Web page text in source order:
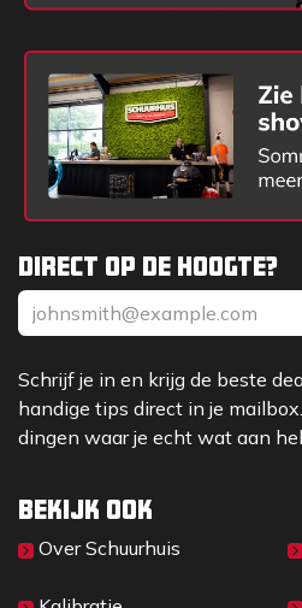
Direct op de hoogte?
Schrijf je in en krijg de beste
handige tips direct in je
dingen waar je echt wat aan
Bekijk ook
Over Sc​huurhuis